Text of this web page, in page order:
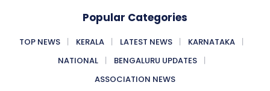
Popular Categories
TOP NEWS KERALA LATEST NEWS
KARNATAKA
NATIONAL
BENGALURU UPDATES
ASSOCIATION NEWS